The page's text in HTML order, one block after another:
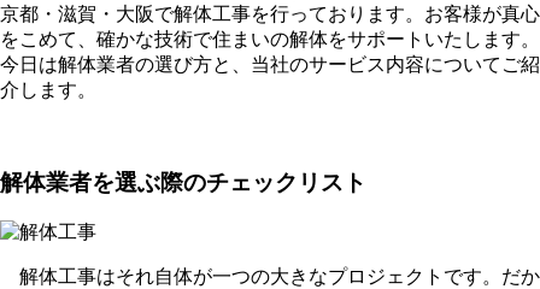
京都・滋賀・大阪で解体工事を行っております。お客様が真心
をこめて、確かな技術で住まいの解体をサポートいたします。
今日は解体業者の選び方と、当社のサービス内容についてご紹
介します。
解体業者を選ぶ際のチェックリスト
解体工事はそれ自体が一つの大きなプロジェクトです。だか